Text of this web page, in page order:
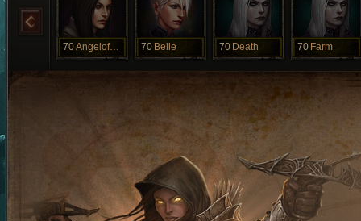
70 AngelofDeath 70 Belle 70 Death 70 Farm